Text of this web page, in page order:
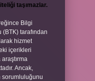
taşımazlar.
Bilgi
tarafından
hizmet
içerikleri
Ancak,
sorumluluğunu